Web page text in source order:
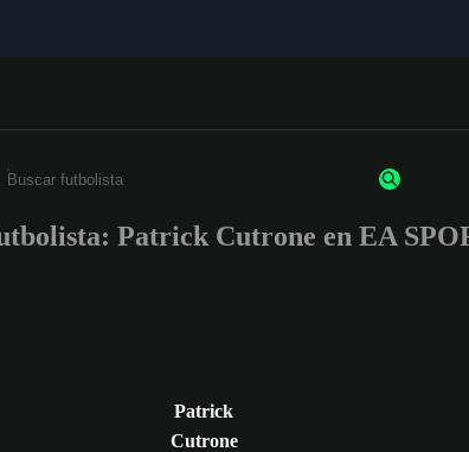
Escribe un mínimo de 3 caracteres o números.
Patrick Cutrone en EA
Patrick
Cutrone